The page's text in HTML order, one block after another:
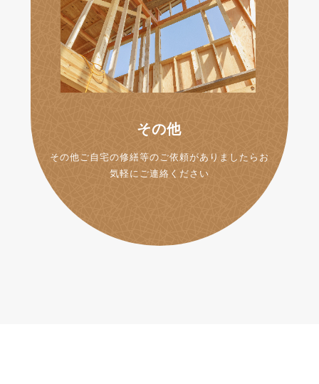
その他
その他ご自宅の修繕等のご依頼がありましたらお
気軽にご連絡ください